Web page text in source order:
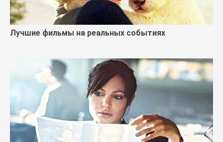
Лучшие фильмы на реальных событиях